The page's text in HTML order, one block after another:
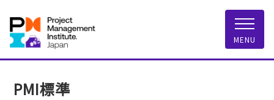
一般社団法人 PMI
MENU
PMI標準